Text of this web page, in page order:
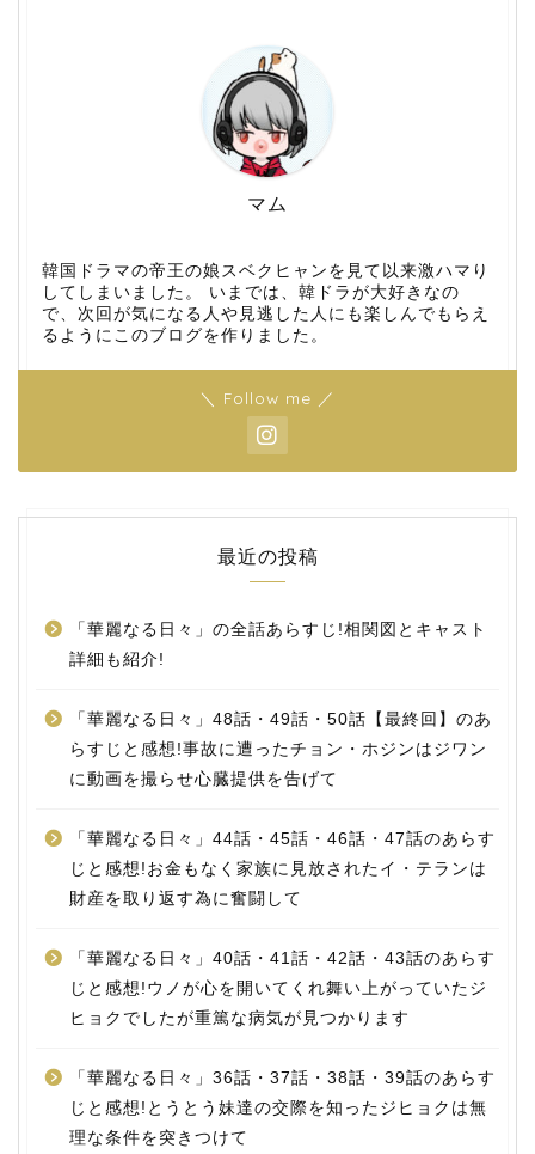
マム
韓国ドラマの帝王の娘スベクヒャンを見て以来激ハマり
してしまいました。 いまでは、韓ドラが大好きなの
で、次回が気になる人や見逃した人にも楽しんでもらえ
るようにこのブログを作りました。
＼ Follow me ／
最近の投稿
「華麗なる日々」の全話あらすじ!相関図とキャスト
詳細も紹介!
「華麗なる日々」48話・49話・50話【最終回】のあ
らすじと感想!事故に遭ったチョン・ホジンはジワン
に動画を撮らせ心臓提供を告げて
「華麗なる日々」44話・45話・46話・47話のあらす
じと感想!お金もなく家族に見放されたイ・テランは
財産を取り返す為に奮闘して
「華麗なる日々」40話・41話・42話・43話のあらす
じと感想!ウノが心を開いてくれ舞い上がっていたジ
ヒョクでしたが重篤な病気が見つかります
「華麗なる日々」36話・37話・38話・39話のあらす
じと感想!とうとう妹達の交際を知ったジヒョクは無
理な条件を突きつけて